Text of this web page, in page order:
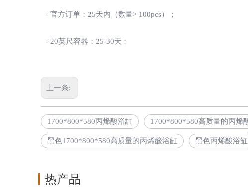
- 官方订单：25天内（数量> 100pcs）；
- 20英尺容器：25-30天；
上一条:
1700*800*580丙烯酸浴缸 1700*800*580高质量的丙烯
黑色1700*800*580高质量的丙烯酸浴缸 黑色丙烯酸浴缸
热产品